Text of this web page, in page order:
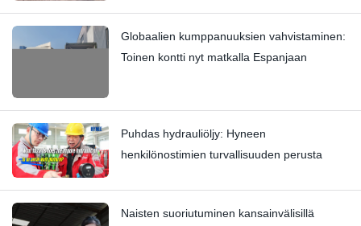
Globaalien kumppanuuksien vahvistaminen:
Toinen kontti nyt matkalla Espanjaan
Puhdas hydrauliöljy: Hyneen
henkilönostimien turvallisuuden perusta
Naisten suoriutuminen kansainvälisillä